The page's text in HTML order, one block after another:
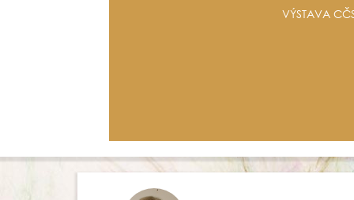
VÝSTAVA